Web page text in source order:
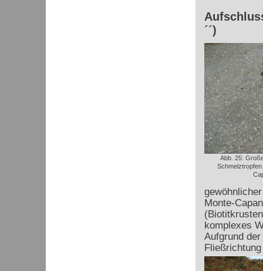
´´)
Abb. 25:
Monte-
komplexes
Aufgrund